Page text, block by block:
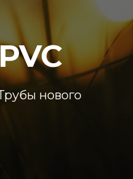
нового